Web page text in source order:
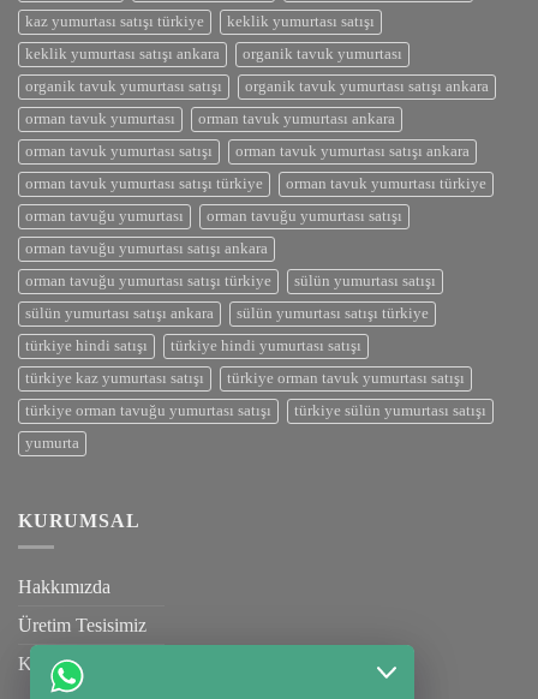
kaz yumurtası satışı türkiye
keklik yumurtası satışı
keklik yumurtası satışı ankara
organik tavuk yumurtası
organik tavuk yumurtası satışı
organik tavuk yumurtası satışı ankara
orman tavuk yumurtası
orman tavuk yumurtası ankara
orman tavuk yumurtası satışı
orman tavuk yumurtası satışı ankara
orman tavuk yumurtası satışı türkiye
orman tavuk yumurtası türkiye
orman tavuğu yumurtası
orman tavuğu yumurtası satışı
orman tavuğu yumurtası satışı ankara
orman tavuğu yumurtası satışı türkiye
sülün yumurtası satışı
sülün yumurtası satışı ankara
sülün yumurtası satışı türkiye
türkiye hindi satışı
türkiye hindi yumurtası satışı
türkiye kaz yumurtası satışı
türkiye orman tavuk yumurtası satışı
türkiye orman tavuğu yumurtası satışı
türkiye sülün yumurtası satışı
yumurta
KURUMSAL
Hakkımızda
Üretim Tesisimiz
Kalite Belgelerimiz